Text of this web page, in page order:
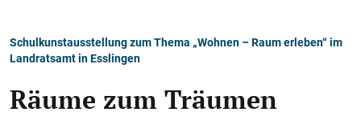
Schulkunstausstellung zum Thema „Wohnen – Raum erleben“ im
Landratsamt in Esslingen
Räume zum Träumen